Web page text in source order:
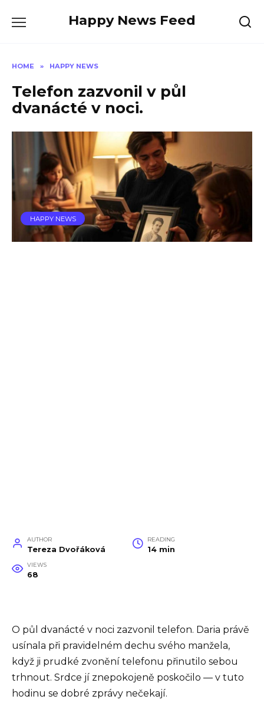
Happy News Feed
HOME » HAPPY NEWS
Telefon zazvonil v půl
dvanácté v noci.
HAPPY NEWS
AUTHOR
Tereza Dvořáková
READING
14 min
VIEWS
68
O půl dvanácté v noci zazvonil telefon. Daria právě
usínala při pravidelném dechu svého manžela,
když ji prudké zvonění telefonu přinutilo sebou
trhnout. Srdce jí znepokojeně poskočilo — v tuto
hodinu se dobré zprávy nečekají.